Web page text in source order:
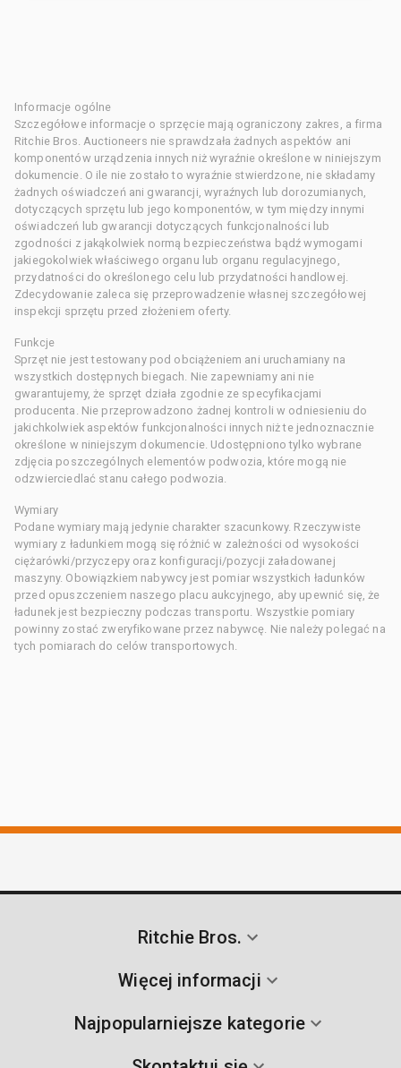
Informacje ogólne
Szczegółowe informacje o sprzęcie mają ograniczony zakres, a firma
Ritchie Bros. Auctioneers nie sprawdzała żadnych aspektów ani
komponentów urządzenia innych niż wyraźnie określone w niniejszym
dokumencie. O ile nie zostało to wyraźnie stwierdzone, nie składamy
żadnych oświadczeń ani gwarancji, wyraźnych lub dorozumianych,
dotyczących sprzętu lub jego komponentów, w tym między innymi
oświadczeń lub gwarancji dotyczących funkcjonalności lub
zgodności z jakąkolwiek normą bezpieczeństwa bądź wymogami
jakiegokolwiek właściwego organu lub organu regulacyjnego,
przydatności do określonego celu lub przydatności handlowej.
Zdecydowanie zaleca się przeprowadzenie własnej szczegółowej
inspekcji sprzętu przed złożeniem oferty.
Funkcje
Sprzęt nie jest testowany pod obciążeniem ani uruchamiany na
wszystkich dostępnych biegach. Nie zapewniamy ani nie
gwarantujemy, że sprzęt działa zgodnie ze specyfikacjami
producenta. Nie przeprowadzono żadnej kontroli w odniesieniu do
jakichkolwiek aspektów funkcjonalności innych niż te jednoznacznie
określone w niniejszym dokumencie. Udostępniono tylko wybrane
zdjęcia poszczególnych elementów podwozia, które mogą nie
odzwierciedlać stanu całego podwozia.
Wymiary
Podane wymiary mają jedynie charakter szacunkowy. Rzeczywiste
wymiary z ładunkiem mogą się różnić w zależności od wysokości
ciężarówki/przyczepy oraz konfiguracji/pozycji załadowanej
maszyny. Obowiązkiem nabywcy jest pomiar wszystkich ładunków
przed opuszczeniem naszego placu aukcyjnego, aby upewnić się, że
ładunek jest bezpieczny podczas transportu. Wszystkie pomiary
powinny zostać zweryfikowane przez nabywcę. Nie należy polegać na
tych pomiarach do celów transportowych.
Ritchie Bros.
Więcej informacji
Najpopularniejsze kategorie